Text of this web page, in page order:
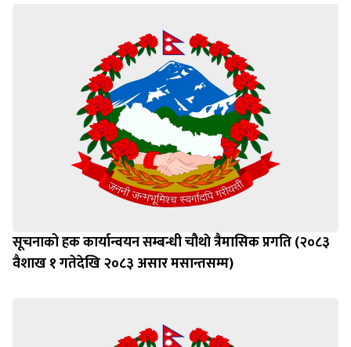
सूचनाको हक कार्यान्वयन सम्बन्धी चौथाे त्रैमासिक प्रगति (२०८३
वैशाख १ गतेदेखि २०८३ असार मसान्तसम्म)